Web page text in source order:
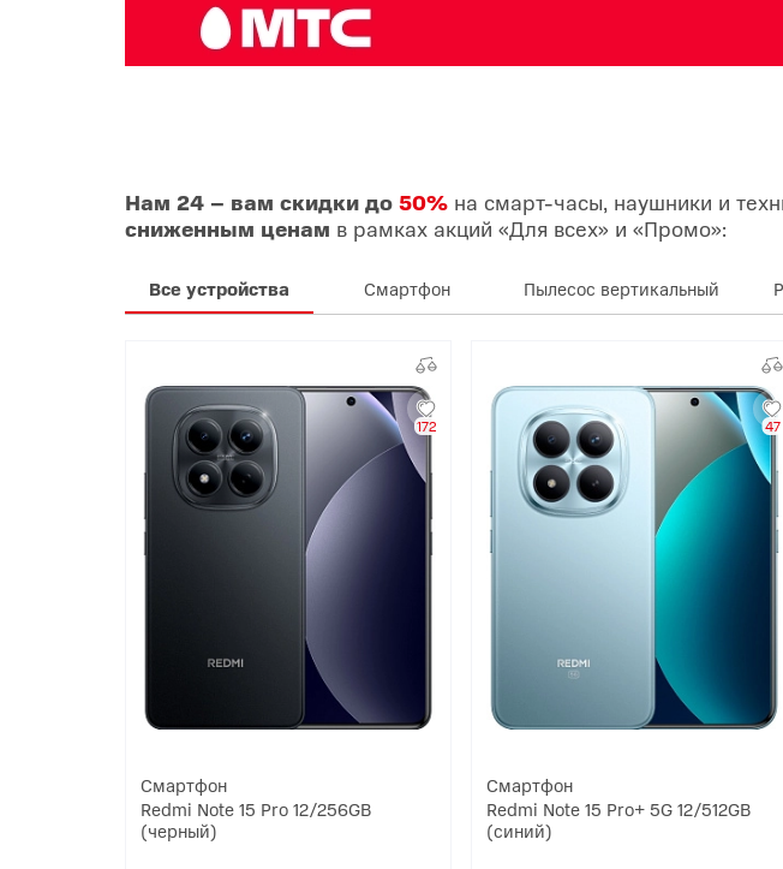
Нам 24 – вам скидки до 50% на смарт-часы, наушники и
сниженным ценам в рамках акций «Для всех» и «Промо»:
Все устройства Смартфон Пылесос вертикальный
172
Смартфон
Redmi Note 15 Pro 12/256GB
(черный)
47
Смартфон
Redmi Note 15 Pro+ 5G 12/512GB
(синий)